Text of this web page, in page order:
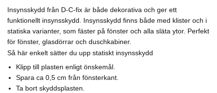
Insynsskydd från D-C-fix är både dekorativa och ger ett
funktionellt insynsskydd. Insynsskydd finns både med klister och i
statiska varianter, som fäster på fönster och alla släta ytor. Perfekt
för fönster, glasdörrar och duschkabiner.
Så här enkelt sätter du upp statiskt insynsskydd
Klipp till plasten enligt önskemål.
Spara ca 0,5 cm från fönsterkant.
Ta bort skyddsplasten.